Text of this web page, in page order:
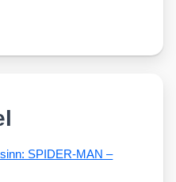
SPIDER-MAN –